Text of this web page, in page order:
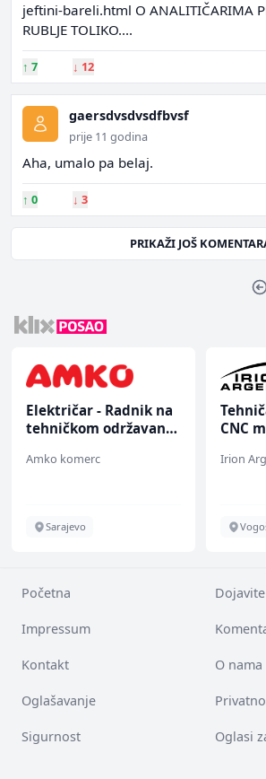
jeftini-bareli.html O ANALITIČARIMA
RUBLJE TOLIKO....
↑ 7 ↓ 12
gaersdvsdvsdfbvsf
prije 11 godina
Aha, umalo pa belaj.
↑ 0 ↓ 3
PRIKAŽI JOŠ
Električar - Radnik na
tehničkom održavanju
Amko komerc
Sarajevo
CNC
Irion
Početna
Impressum
Kontakt O nama
Oglašavanje
Sigurnost Oglasi